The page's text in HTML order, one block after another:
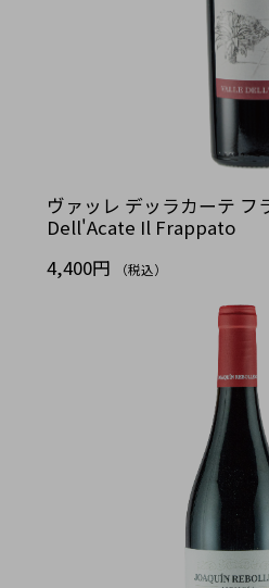
ヴァッレ デッラカーテ
Dell'Acate Il Frappato
4,400円
（税込）